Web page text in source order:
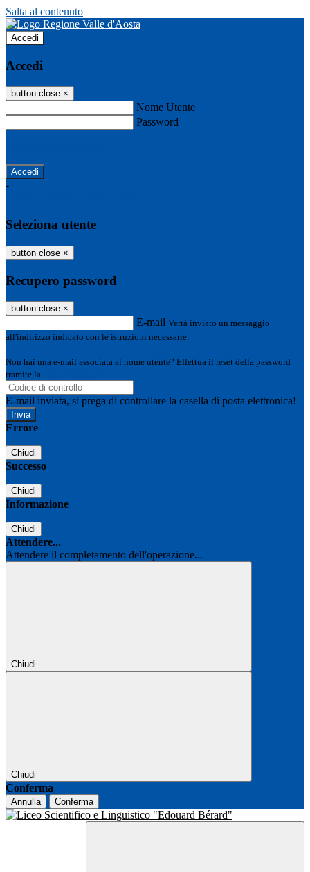
Salta al contenuto
Accedi
Accedi
button close ×
Nome Utente
Password
-
Seleziona utente
button close ×
Recupero password
button close ×
E-mail Verrà inviato un messaggio
all'indirizzo indicato con le istruzioni necessarie.
Non hai una e-mail associata al nome utente? Effettua il reset della password
tramite la
E-mail inviata, si prega di controllare la casella di posta elettronica!
Errore
Chiudi
Successo
Chiudi
Informazione
Chiudi
Attendere...
Attendere il completamento dell'operazione...
Chiudi
Chiudi
Conferma
Annulla Conferma